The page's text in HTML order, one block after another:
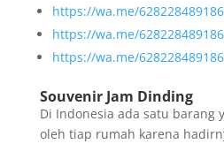
https://wa.me/
https://wa.me/
https://wa.me/
Souvenir Jam Dinding
Di Indonesia ada satu barang
oleh tiap rumah karena